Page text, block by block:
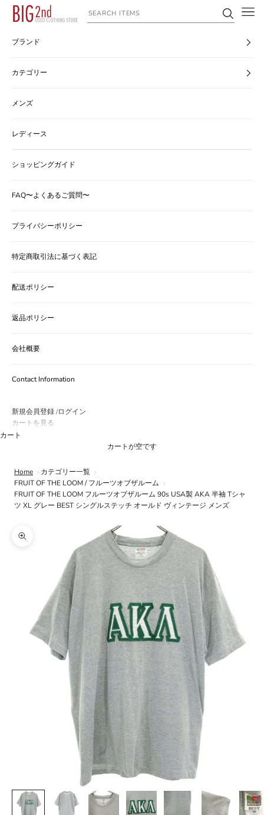
コンテンツへスキップ
ヴィンテージ古着のオンライン通販なら【公式】古着屋BIG2nd
ブランド
カテゴリー
メンズ
レディース
ショッピングガイド
FAQ〜よくあるご質問〜
プライバシーポリシー
特定商取引法に基づく表記
配送ポリシー
返品ポリシー
会社概要
Contact Information
新規会員登録 /ログイン
カートを見る
カート
カートが空です
Home
カテゴリー一覧
FRUIT OF THE LOOM / フルーツオブザルーム
FRUIT OF THE LOOM フルーツオブザルーム 90s USA製 AKA 半袖 Tシャ
ツ XL グレー BEST シングルステッチ オールド ヴィンテージ メンズ
ズームイン